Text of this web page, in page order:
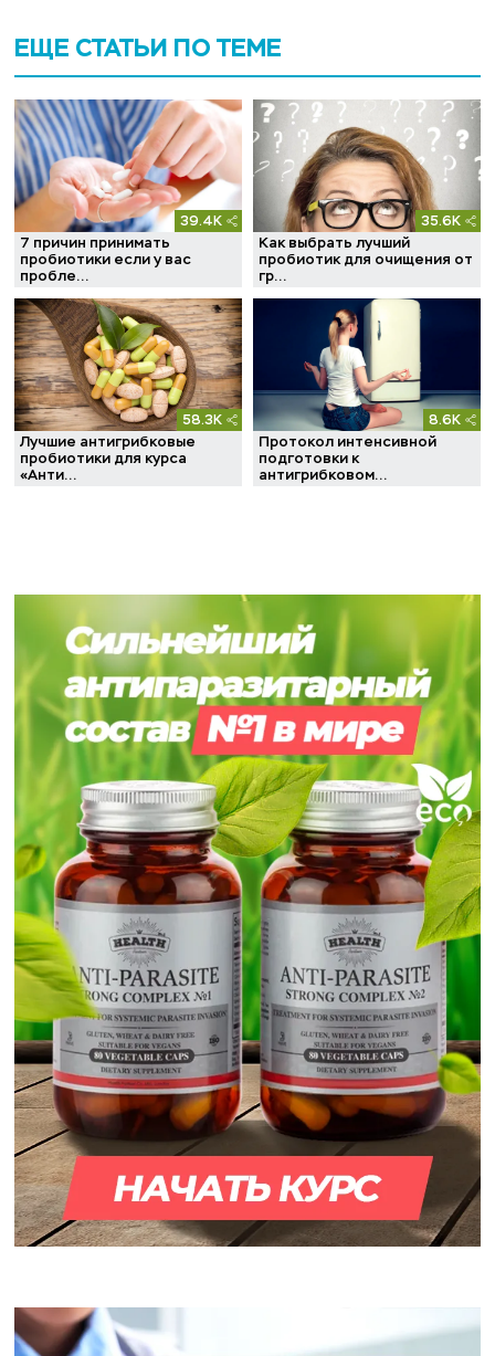
ЕЩЕ СТАТЬИ ПО ТЕМЕ
39.4K
7 причин принимать
пробиотики если у вас
пробле...
35.6K
Как выбрать лучший
пробиотик для очищения от
гр...
58.3K
Лучшие антигрибковые
пробиотики для курса
«Анти...
8.6K
Протокол интенсивной
подготовки к
антигрибковом...